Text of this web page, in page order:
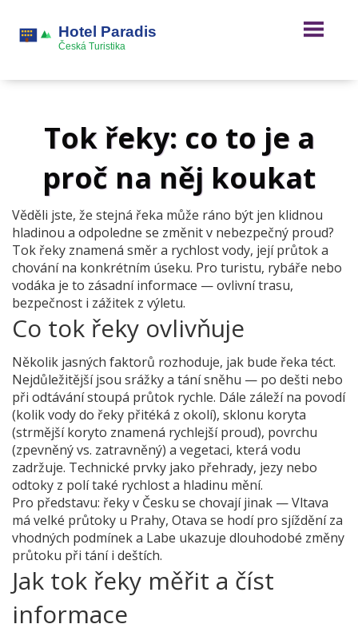
Tok řeky: co to je a
proč na něj koukat
Věděli jste, že stejná řeka může ráno být jen klidnou
hladinou a odpoledne se změnit v nebezpečný proud?
Tok řeky znamená směr a rychlost vody, její průtok a
chování na konkrétním úseku. Pro turistu, rybáře nebo
vodáka je to zásadní informace — ovlivní trasu,
bezpečnost i zážitek z výletu.
Co tok řeky ovlivňuje
Několik jasných faktorů rozhoduje, jak bude řeka téct.
Nejdůležitější jsou srážky a tání sněhu — po dešti nebo
při odtávání stoupá průtok rychle. Dále záleží na povodí
(kolik vody do řeky přitéká z okolí), sklonu koryta
(strmější koryto znamená rychlejší proud), povrchu
(zpevněný vs. zatravněný) a vegetaci, která vodu
zadržuje. Technické prvky jako přehrady, jezy nebo
odtoky z polí také rychlost a hladinu mění.
Pro představu: řeky v Česku se chovají jinak — Vltava
má velké průtoky u Prahy, Otava se hodí pro sjíždění za
vhodných podmínek a Labe ukazuje dlouhodobé změny
průtoku při tání i deštích.
Jak tok řeky měřit a číst
informace